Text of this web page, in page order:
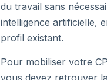
du travail sans
intelligence artificielle,
profil existant.
Pour mobiliser votre
vous devez retrouver